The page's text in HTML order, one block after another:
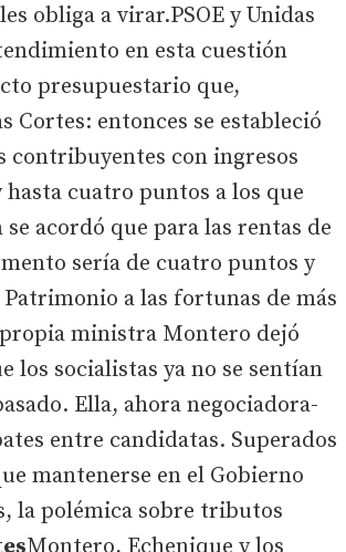
obliga a virar.PSOE y Unidas
en esta cuestión
presupuestario que,
Cortes: entonces se estableció
contribuyentes con ingresos
hasta cuatro puntos a los que
acordó que para las rentas de
sería de cuatro puntos y
a las fortunas de más
ministra Montero dejó
los socialistas ya no se sentían
Ella, ahora negociadora-
entre candidatas. Superados
mantenerse en el Gobierno
la polémica sobre tributos